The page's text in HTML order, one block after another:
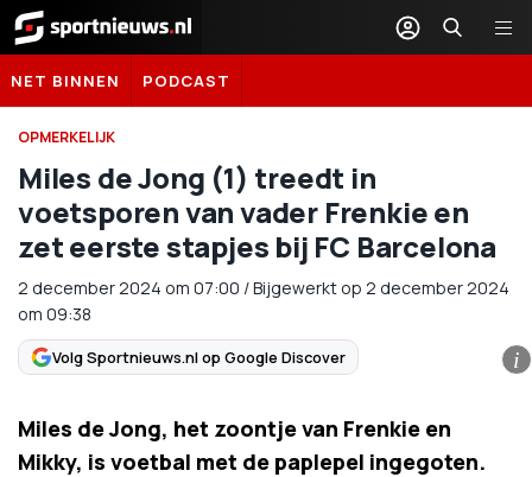
Sportnieuws.nl
NET BINNEN PODCAST
OPMERKELIJK
Miles de Jong (1) treedt in
voetsporen van vader Frenkie en
zet eerste stapjes bij FC Barcelona
2 december 2024 om 07:00 /Bijgewerkt op 2 december 2024
om 09:38
Volg Sportnieuws.nl op Google Discover i
Miles de Jong, het zoontje van Frenkie en
Mikky, is voetbal met de paplepel ingegoten.